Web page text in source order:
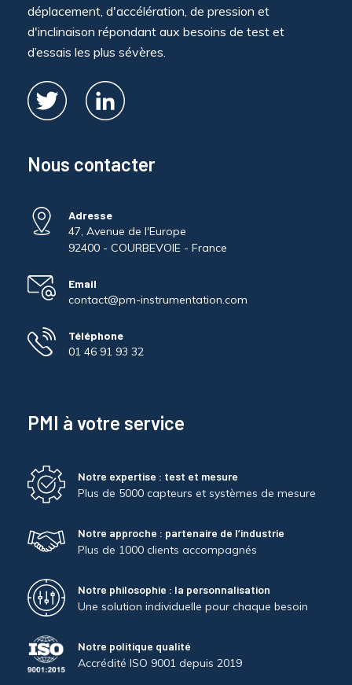
déplacement, d'accélération, de pression et
d'inclinaison répondant aux besoins de test et
d’essais les plus sévères.
Nous contacter
Adresse
47, Avenue de l'Europe
92400 - COURBEVOIE - France
Email
contact@pm-instrumentation.com
Téléphone
01 46 91 93 32
PMI à votre service
Notre expertise : test et mesure
Plus de 5000 capteurs et systèmes de mesure
Notre approche : partenaire de l’industrie
Plus de 1000 clients accompagnés
Notre philosophie : la personnalisation
Une solution individuelle pour chaque besoin
Notre politique qualité
Accrédité ISO 9001 depuis 2019